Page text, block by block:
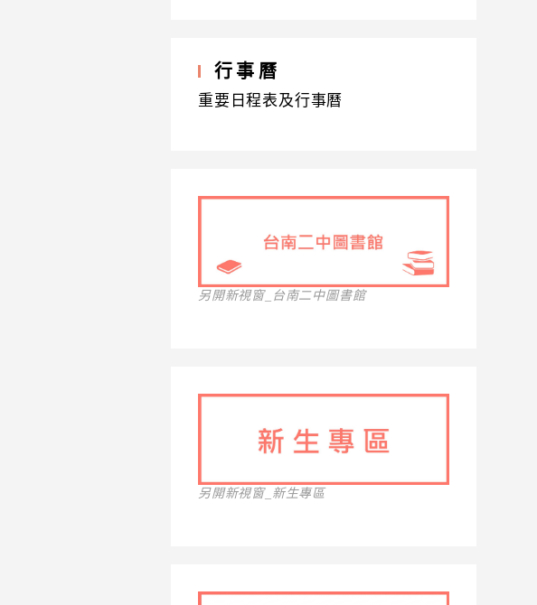
行事曆
重要日程表及行事曆
另開新視窗_台南二中圖書館
另開新視窗_新生專區